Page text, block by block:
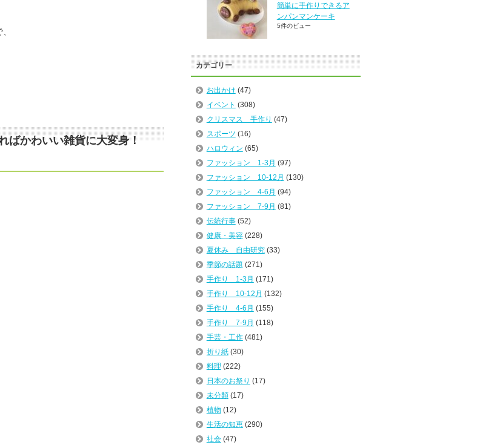
ばかわいい雑貨に大変身！
簡単に手作りできるア
ンパンマンケーキ
5件のビュー
カテゴリー
お出かけ (47)
イベント (308)
クリスマス 手作り (47)
スポーツ (16)
ハロウィン (65)
ファッション 1-3月 (97)
ファッション 10-12月 (130)
ファッション 4-6月 (94)
ファッション 7-9月 (81)
伝統行事(52)
健康・美容(228)
夏休み 自由研究(33)
季節の話題 (271)
手作り 1-3月 (171)
手作り 10-12月 (132)
手作り 4-6月 (155)
手作り 7-9月 (118)
手芸・工作(481)
折り紙(30)
料理 (222)
日本のお祭り (17)
未分類(17)
植物 (12)
生活の知恵(290)
社会(47)